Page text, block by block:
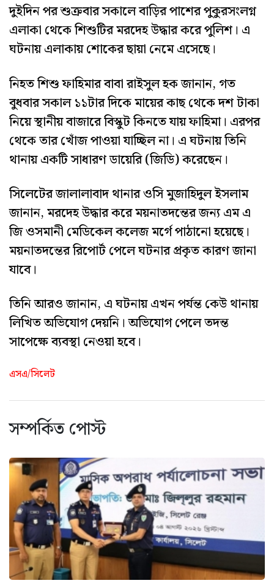
দুইদিন পর শুক্রবার সকালে বাড়ির পাশের পুকুরসংলগ্ন
এলাকা থেকে শিশুটির মরদেহ উদ্ধার করে পুলিশ। এ
ঘটনায় এলাকায় শোকের ছায়া নেমে এসেছে।
নিহত শিশু ফাহিমার বাবা রাইসুল হক জানান, গত
বুধবার সকাল ১১টার দিকে মায়ের কাছ থেকে দশ টাকা
নিয়ে স্থানীয় বাজারে বিস্কুট কিনতে যায় ফাহিমা। এরপর
থেকে তার খোঁজ পাওয়া যাচ্ছিল না। এ ঘটনায় তিনি
থানায় একটি সাধারণ ডায়েরি (জিডি) করেছেন।
সিলেটের জালালাবাদ থানার ওসি মুজাহিদুল ইসলাম
জানান, মরদেহ উদ্ধার করে ময়নাতদন্তের জন্য এম এ
জি ওসমানী মেডিকেল কলেজ মর্গে পাঠানো হয়েছে।
ময়নাতদন্তের রিপোর্ট পেলে ঘটনার প্রকৃত কারণ জানা
যাবে।
তিনি আরও জানান, এ ঘটনায় এখন পর্যন্ত কেউ থানায়
লিখিত অভিযোগ দেয়নি। অভিযোগ পেলে তদন্ত
সাপেক্ষে ব্যবস্থা নেওয়া হবে।
এসএ/সিলেট
সম্পর্কিত পোস্ট